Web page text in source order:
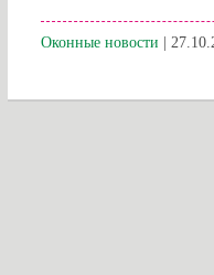
Оконные новости |